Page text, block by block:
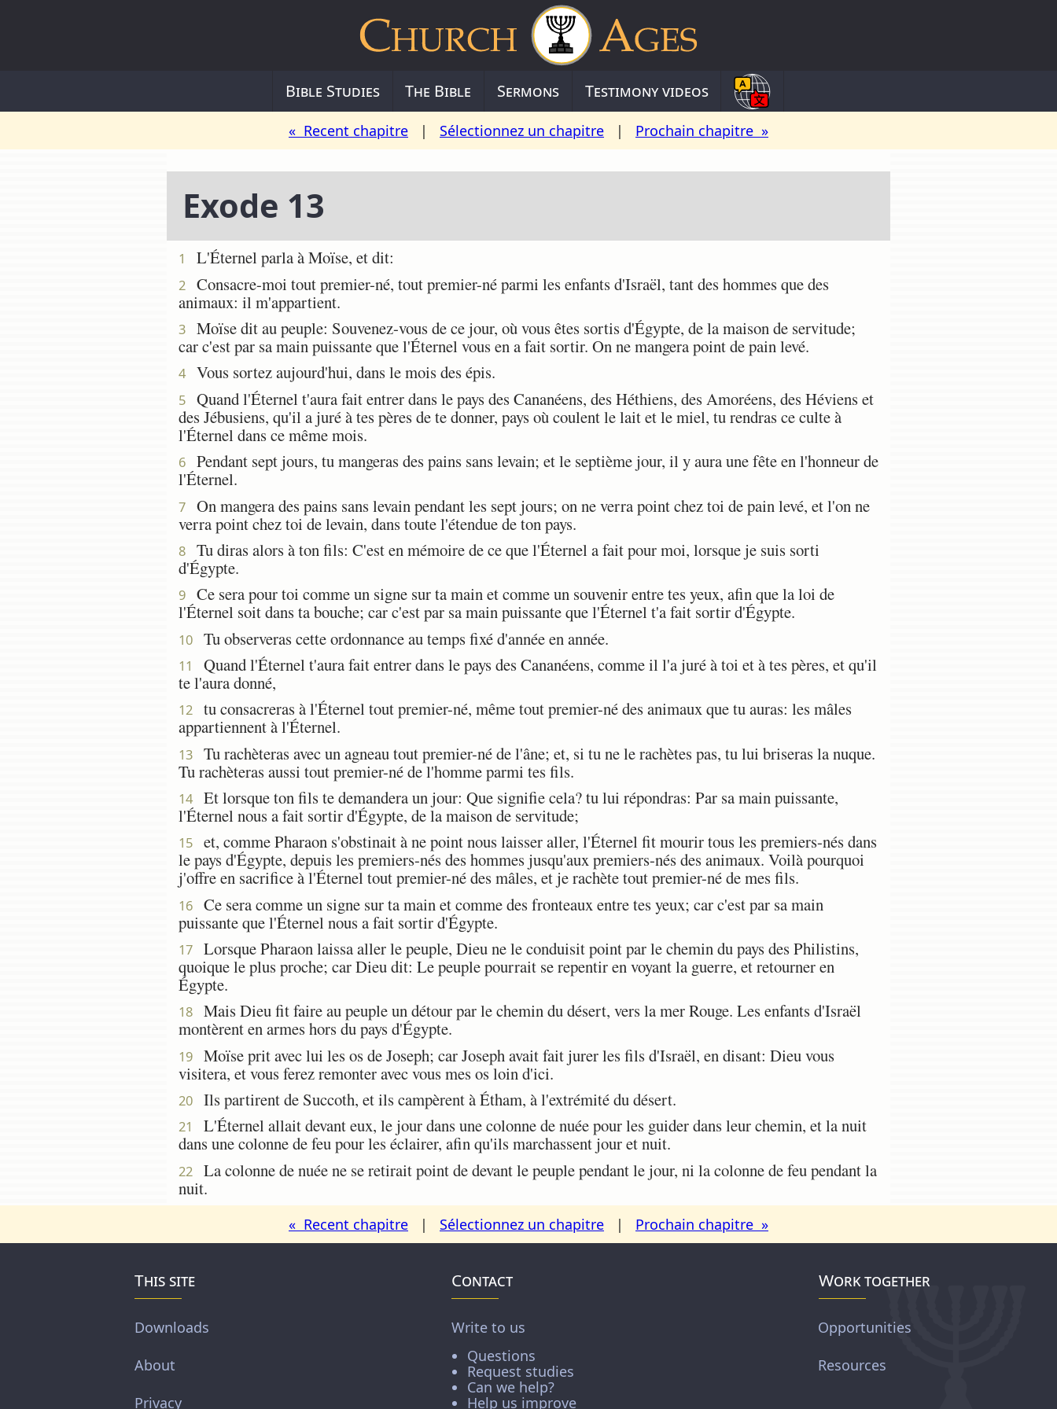
Bible Studies The Bible Sermons Testimony videos
« Recent chapitre | Sélectionnez un chapitre | Prochain chapitre »
Exode 13
1 L'Éternel parla à Moïse, et dit:
2
Consacre-moi tout premier-né, tout premier-né parmi les enfants d'Israël, tant des hommes que des
animaux: il m'appartient.
3
Moïse dit au peuple: Souvenez-vous de ce jour, où vous êtes sortis d'Égypte, de la maison de servitude;
car c'est par sa main puissante que l'Éternel vous en a fait sortir. On ne mangera point de pain levé.
4 Vous sortez aujourd'hui, dans le mois des épis.
5
Quand l'Éternel t'aura fait entrer dans le pays des Cananéens, des Héthiens, des Amoréens, des Héviens et
des Jébusiens, qu'il a juré à tes pères de te donner, pays où coulent le lait et le miel, tu rendras ce culte à
l'Éternel dans ce même mois.
6
Pendant sept jours, tu mangeras des pains sans levain; et le septième jour, il y aura une fête en l'honneur de
l'Éternel.
7
On mangera des pains sans levain pendant les sept jours; on ne verra point chez toi de pain levé, et l'on ne
verra point chez toi de levain, dans toute l'étendue de ton pays.
8
Tu diras alors à ton fils: C'est en mémoire de ce que l'Éternel a fait pour moi, lorsque je suis sorti
d'Égypte.
9
Ce sera pour toi comme un signe sur ta main et comme un souvenir entre tes yeux, afin que la loi de
l'Éternel soit dans ta bouche; car c'est par sa main puissante que l'Éternel t'a fait sortir d'Égypte.
10 Tu observeras cette ordonnance au temps fixé d'année en année.
11
Quand l'Éternel t'aura fait entrer dans le pays des Cananéens, comme il l'a juré à toi et à tes pères, et qu'il
te l'aura donné,
12
tu consacreras à l'Éternel tout premier-né, même tout premier-né des animaux que tu auras: les mâles
appartiennent à l'Éternel.
13
Tu rachèteras avec un agneau tout premier-né de l'âne; et, si tu ne le rachètes pas, tu lui briseras la nuque.
Tu rachèteras aussi tout premier-né de l'homme parmi tes fils.
14
Et lorsque ton fils te demandera un jour: Que signifie cela? tu lui répondras: Par sa main puissante,
l'Éternel nous a fait sortir d'Égypte, de la maison de servitude;
15
et, comme Pharaon s'obstinait à ne point nous laisser aller, l'Éternel fit mourir tous les premiers-nés dans
le pays d'Égypte, depuis les premiers-nés des hommes jusqu'aux premiers-nés des animaux. Voilà pourquoi
j'offre en sacrifice à l'Éternel tout premier-né des mâles, et je rachète tout premier-né de mes fils.
16
Ce sera comme un signe sur ta main et comme des fronteaux entre tes yeux; car c'est par sa main
puissante que l'Éternel nous a fait sortir d'Égypte.
17
Lorsque Pharaon laissa aller le peuple, Dieu ne le conduisit point par le chemin du pays des Philistins,
quoique le plus proche; car Dieu dit: Le peuple pourrait se repentir en voyant la guerre, et retourner en
Égypte.
18
Mais Dieu fit faire au peuple un détour par le chemin du désert, vers la mer Rouge. Les enfants d'Israël
montèrent en armes hors du pays d'Égypte.
19
Moïse prit avec lui les os de Joseph; car Joseph avait fait jurer les fils d'Israël, en disant: Dieu vous
visitera, et vous ferez remonter avec vous mes os loin d'ici.
20 Ils partirent de Succoth, et ils campèrent à Étham, à l'extrémité du désert.
21
L'Éternel allait devant eux, le jour dans une colonne de nuée pour les guider dans leur chemin, et la nuit
dans une colonne de feu pour les éclairer, afin qu'ils marchassent jour et nuit.
22
La colonne de nuée ne se retirait point de devant le peuple pendant le jour, ni la colonne de feu pendant la
nuit.
« Recent chapitre | Sélectionnez un chapitre | Prochain chapitre »
This site
Downloads
About
Privacy
Contact
Write to us
Questions
Request studies
Can we help?
Help us improve
Work together
Opportunities
Resources